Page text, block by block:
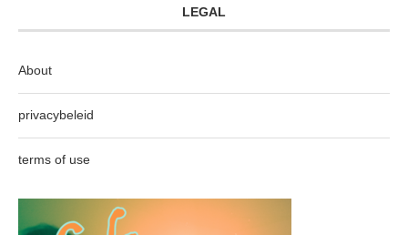
LEGAL
About
privacybeleid
terms of use